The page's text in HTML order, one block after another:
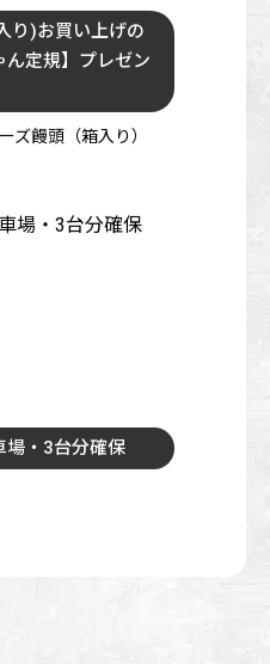
り)お買い上げの
ん定規】プレゼン
ズ饅頭（箱入り）
場・3台分確保